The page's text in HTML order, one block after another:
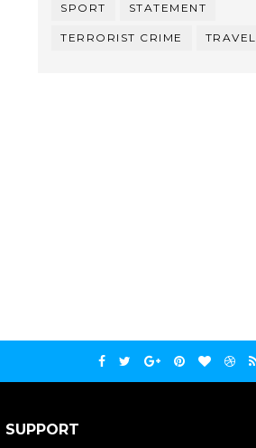
SPORT STATEMENT
TERRORIST CRIME TRAVEL
SUPPORT